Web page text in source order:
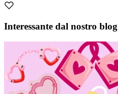
Interessante dal nostro blog